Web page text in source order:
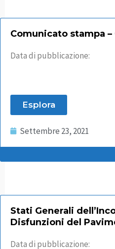
Comunicato stampa
Data di pubblicazione:
Esplora
Settembre 23, 2021
Stati Generali
Disfunzioni del
Data di pubblicazione: